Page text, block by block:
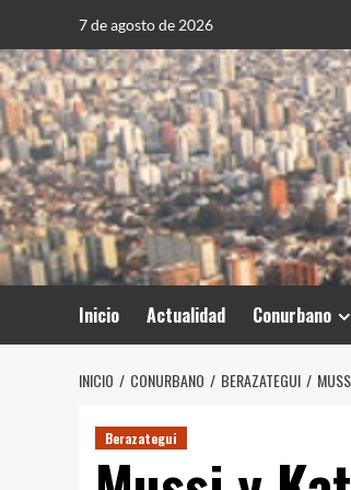
contenido
7 de agosto de 2026
Inicio Actualidad Conurbano
INICIO CONURBANO BERAZATEGUI
Berazategui